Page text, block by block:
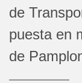
de
puesta en
de